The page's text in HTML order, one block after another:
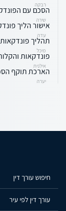
רבקה
הסכם עם הפונדקאית לאחר 3
שירה
אישור הליך
עדה
תהליך
מיכל
פונדקאות
אילנית
הארכת תוקף
יערה
חיפוש עורך דין
עורך דין לפי עיר